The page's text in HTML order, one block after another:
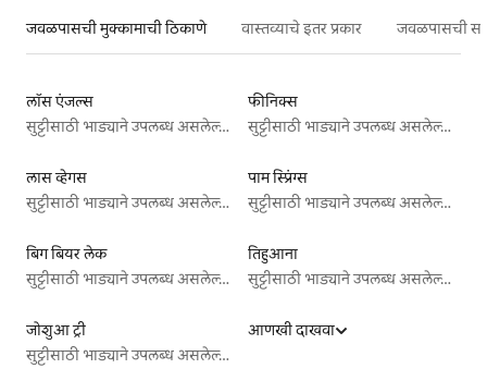
जवळपासची मुक्कामाची ठिकाणे वास्तव्याचे इतर प्रकार जवळपासची
लॉस एंजल्स
सुट्टीसाठी भाड्याने उपलब्ध असलेल्या जागा
फीनिक्स
सुट्टीसाठी भाड्याने उपलब्ध असलेल्या जागा
लास व्हेगस
सुट्टीसाठी भाड्याने उपलब्ध असलेल्या जागा
पाम स्प्रिंग्स
सुट्टीसाठी भाड्याने उपलब्ध असलेल्या जागा
बिग बियर लेक
सुट्टीसाठी भाड्याने उपलब्ध असलेल्या जागा
तिहुआना
सुट्टीसाठी भाड्याने उपलब्ध असलेल्या जागा
जोशुआ ट्री
सुट्टीसाठी भाड्याने उपलब्ध असलेल्या जागा
आणखी दाखवा